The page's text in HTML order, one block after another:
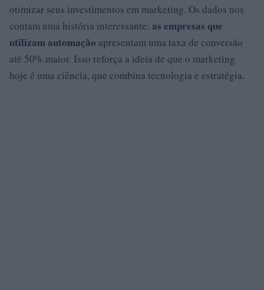
otimizar seus investimentos em marketing. Os dados nos
contam uma história interessante: as empresas que
utilizam automação apresentam uma taxa de conversão
até 50% maior. Isso reforça a ideia de que o marketing
hoje é uma ciência, que combina tecnologia e estratégia.